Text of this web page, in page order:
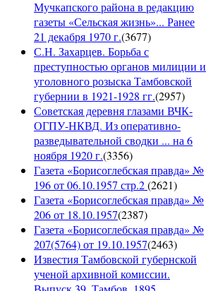
Мучкапского района в редакцию
газеты «Сельская жизнь»... Ранее
21 декабря 1970 г.(3677)
С.Н. Захарцев. Борьба с
преступностью органов милиции и
уголовного розыска Тамбовской
губернии в 1921-1928 гг.(2957)
Советская деревня глазами ВЧК-
ОГПУ-НКВД. Из оперативно-
разведывательной сводки ... на 6
ноября 1920 г.(3356)
Газета «Борисоглебская правда» №
196 от 06.10.1957 стр.2(2621)
Газета «Борисоглебская правда» №
206 от 18.10.1957(2387)
Газета «Борисоглебская правда» №
207(5764) от 19.10.1957(2463)
Известия Тамбовской губернской
ученой архивной комиссии.